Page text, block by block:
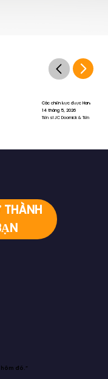
Các chiến lược được Harvard
14 tháng 5, 2026
Tiến sĩ JC Doornick & Tiến sĩ Tal
hôm đó.”